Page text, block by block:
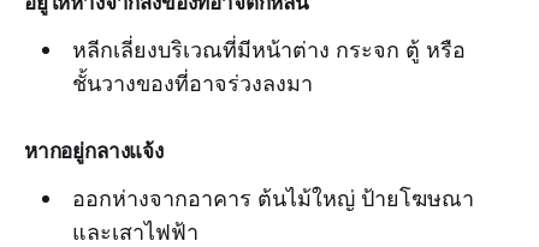
หลีกเลี่ยงบริเวณที่มีหน้าต่าง กระจก ตู้ หรือ
ชั้นวางของที่อาจร่วงลงมา
หากอยู่กลางแจ้ง
ออกห่างจากอาคาร ต้นไม้ใหญ่ ป้ายโฆษณา
และเสาไฟฟ้า